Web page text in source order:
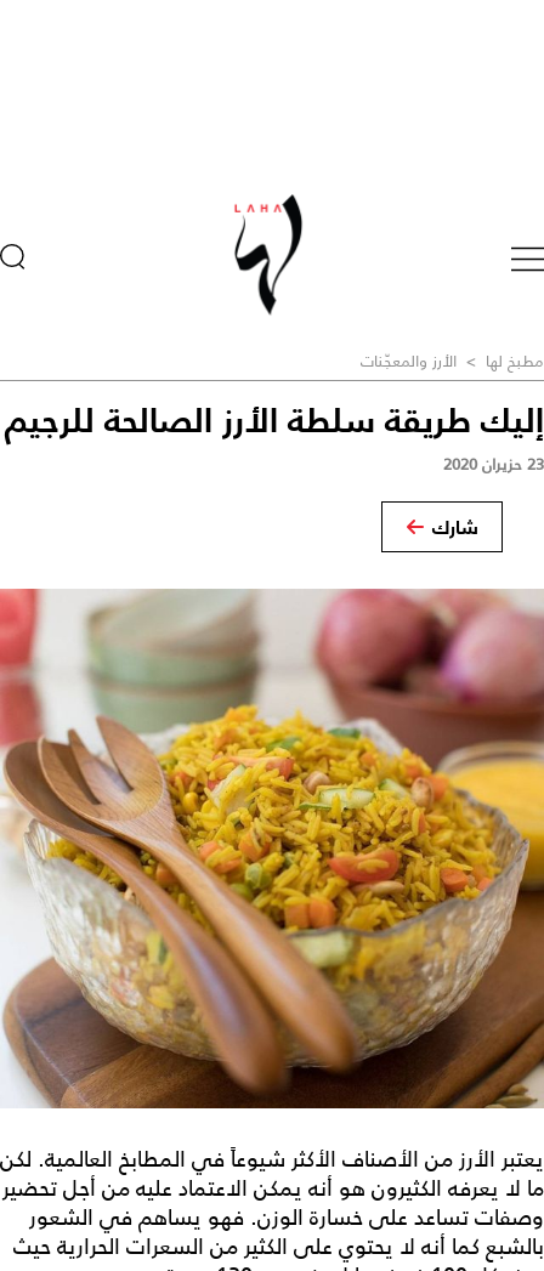
مطبخ لها > الأرز والمعجّنات
إليك طريقة سلطة الأرز الصالحة للرجيم
23 حزيران 2020
شارك
يعتبر الأرز من الأصناف الأكثر شيوعاً في المطابخ العالمية. لكن
ما لا يعرفه الكثيرون هو أنه يمكن الاعتماد عليه من أجل تحضير
وصفات تساعد على خسارة الوزن. فهو يساهم في الشعور
بالشبع كما أنه لا يحتوي على الكثير من السعرات الحرارية حيث